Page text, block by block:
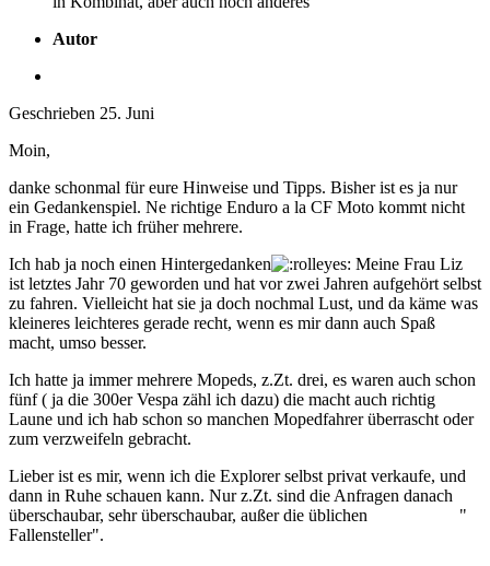
Autor
Geschrieben 25. Juni
Moin,
danke schonmal für eure Hinweise und Tipps. Bisher ist es ja nur
ein Gedankenspiel. Ne richtige Enduro a la CF Moto kommt nicht
in Frage, hatte ich früher mehrere.
Ich hab ja noch einen Hintergedanken
Meine Frau Liz
ist letztes Jahr 70 geworden und hat vor zwei Jahren aufgehört selbst
zu fahren. Vielleicht hat sie ja doch nochmal Lust, und da käme was
kleineres leichteres gerade recht, wenn es mir dann auch Spaß
macht, umso besser.
Ich hatte ja immer mehrere Mopeds, z.Zt. drei, es waren auch schon
fünf ( ja die 300er Vespa zähl ich dazu) die macht auch richtig
Laune und ich hab schon so manchen Mopedfahrer überrascht oder
zum verzweifeln gebracht.
Lieber ist es mir, wenn ich die Explorer selbst privat verkaufe, und
dann in Ruhe schauen kann. Nur z.Zt. sind die Anfragen danach
überschaubar, sehr überschaubar, außer die üblichen "
Fallensteller".